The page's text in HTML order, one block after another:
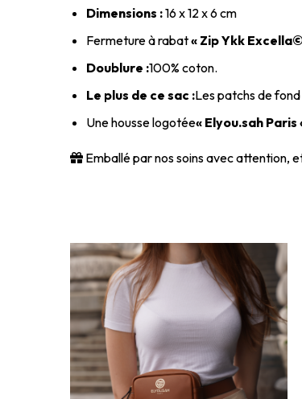
Dimensions :16 x 12 x 6 cm
Fermeture à rabat« Zip Ykk
Doublure :100% coton.
Le plus de ce sac :Les patchs de
Une housse logotée« Elyou.sah Paris
Emballé par nos soins avec attention,